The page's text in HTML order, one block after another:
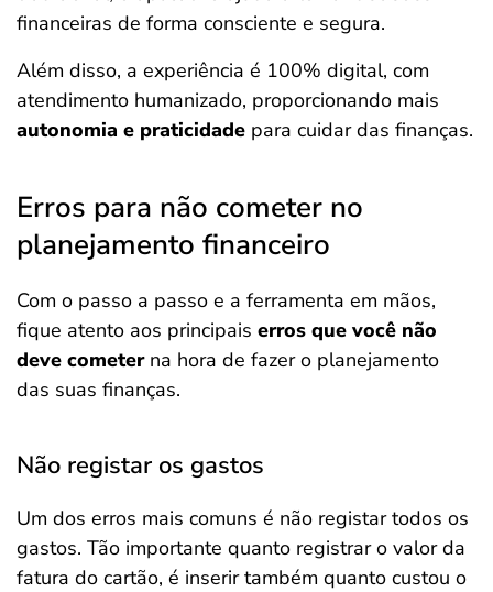
financeiras de forma consciente e segura.
Além disso, a experiência é 100% digital, com
atendimento humanizado, proporcionando mais
autonomia e praticidade para cuidar das finanças.
Erros para não cometer no
planejamento financeiro
Com o passo a passo e a ferramenta em mãos,
fique atento aos principais erros que você não
deve cometerna hora de fazer o planejamento
das suas finanças.
Não registar os gastos
Um dos erros mais comuns é não registar todos os
gastos. Tão importante quanto registrar o valor da
fatura do cartão, é inserir também quanto custou o